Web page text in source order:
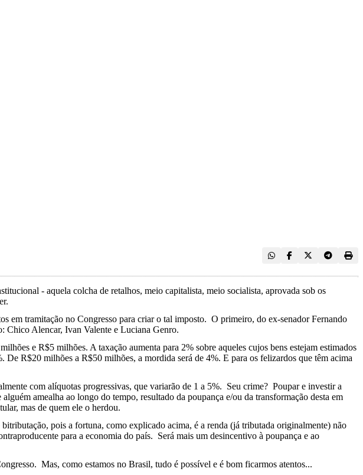
- aquela colcha de retalhos, meio capitalista, meio socialista, aprovada sob os
em tramitação no Congresso para criar o tal imposto. O primeiro, do ex-senador Fernando
Chico Alencar, Ivan Valente e Luciana Genro.
e R$5 milhões. A taxação aumenta para 2% sobre aqueles cujos bens estejam estimados
R$20 milhões a R$50 milhões, a mordida será de 4%. E para os felizardos que têm acima
com alíquotas progressivas, que variarão de 1 a 5%. Seu crime? Poupar e investir a
amealha ao longo do tempo, resultado da poupança e/ou da transformação desta em
mas de quem ele o herdou.
pois a fortuna, como explicado acima, é a renda (já tributada originalmente) não
para a economia do país. Será mais um desincentivo à poupança e ao
Mas, como estamos no Brasil, tudo é possível e é bom ficarmos atentos...